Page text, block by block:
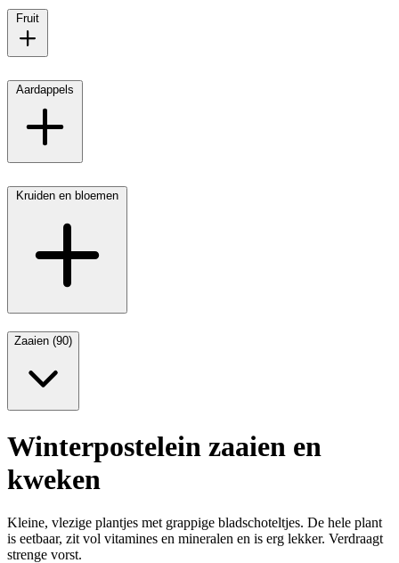
Fruit
Aardappels
Kruiden en bloemen
Zaaien (90)
Winterpostelein zaaien en
kweken
Kleine, vlezige plantjes met grappige bladschoteltjes. De hele plant
is eetbaar, zit vol vitamines en mineralen en is erg lekker. Verdraagt
strenge vorst.